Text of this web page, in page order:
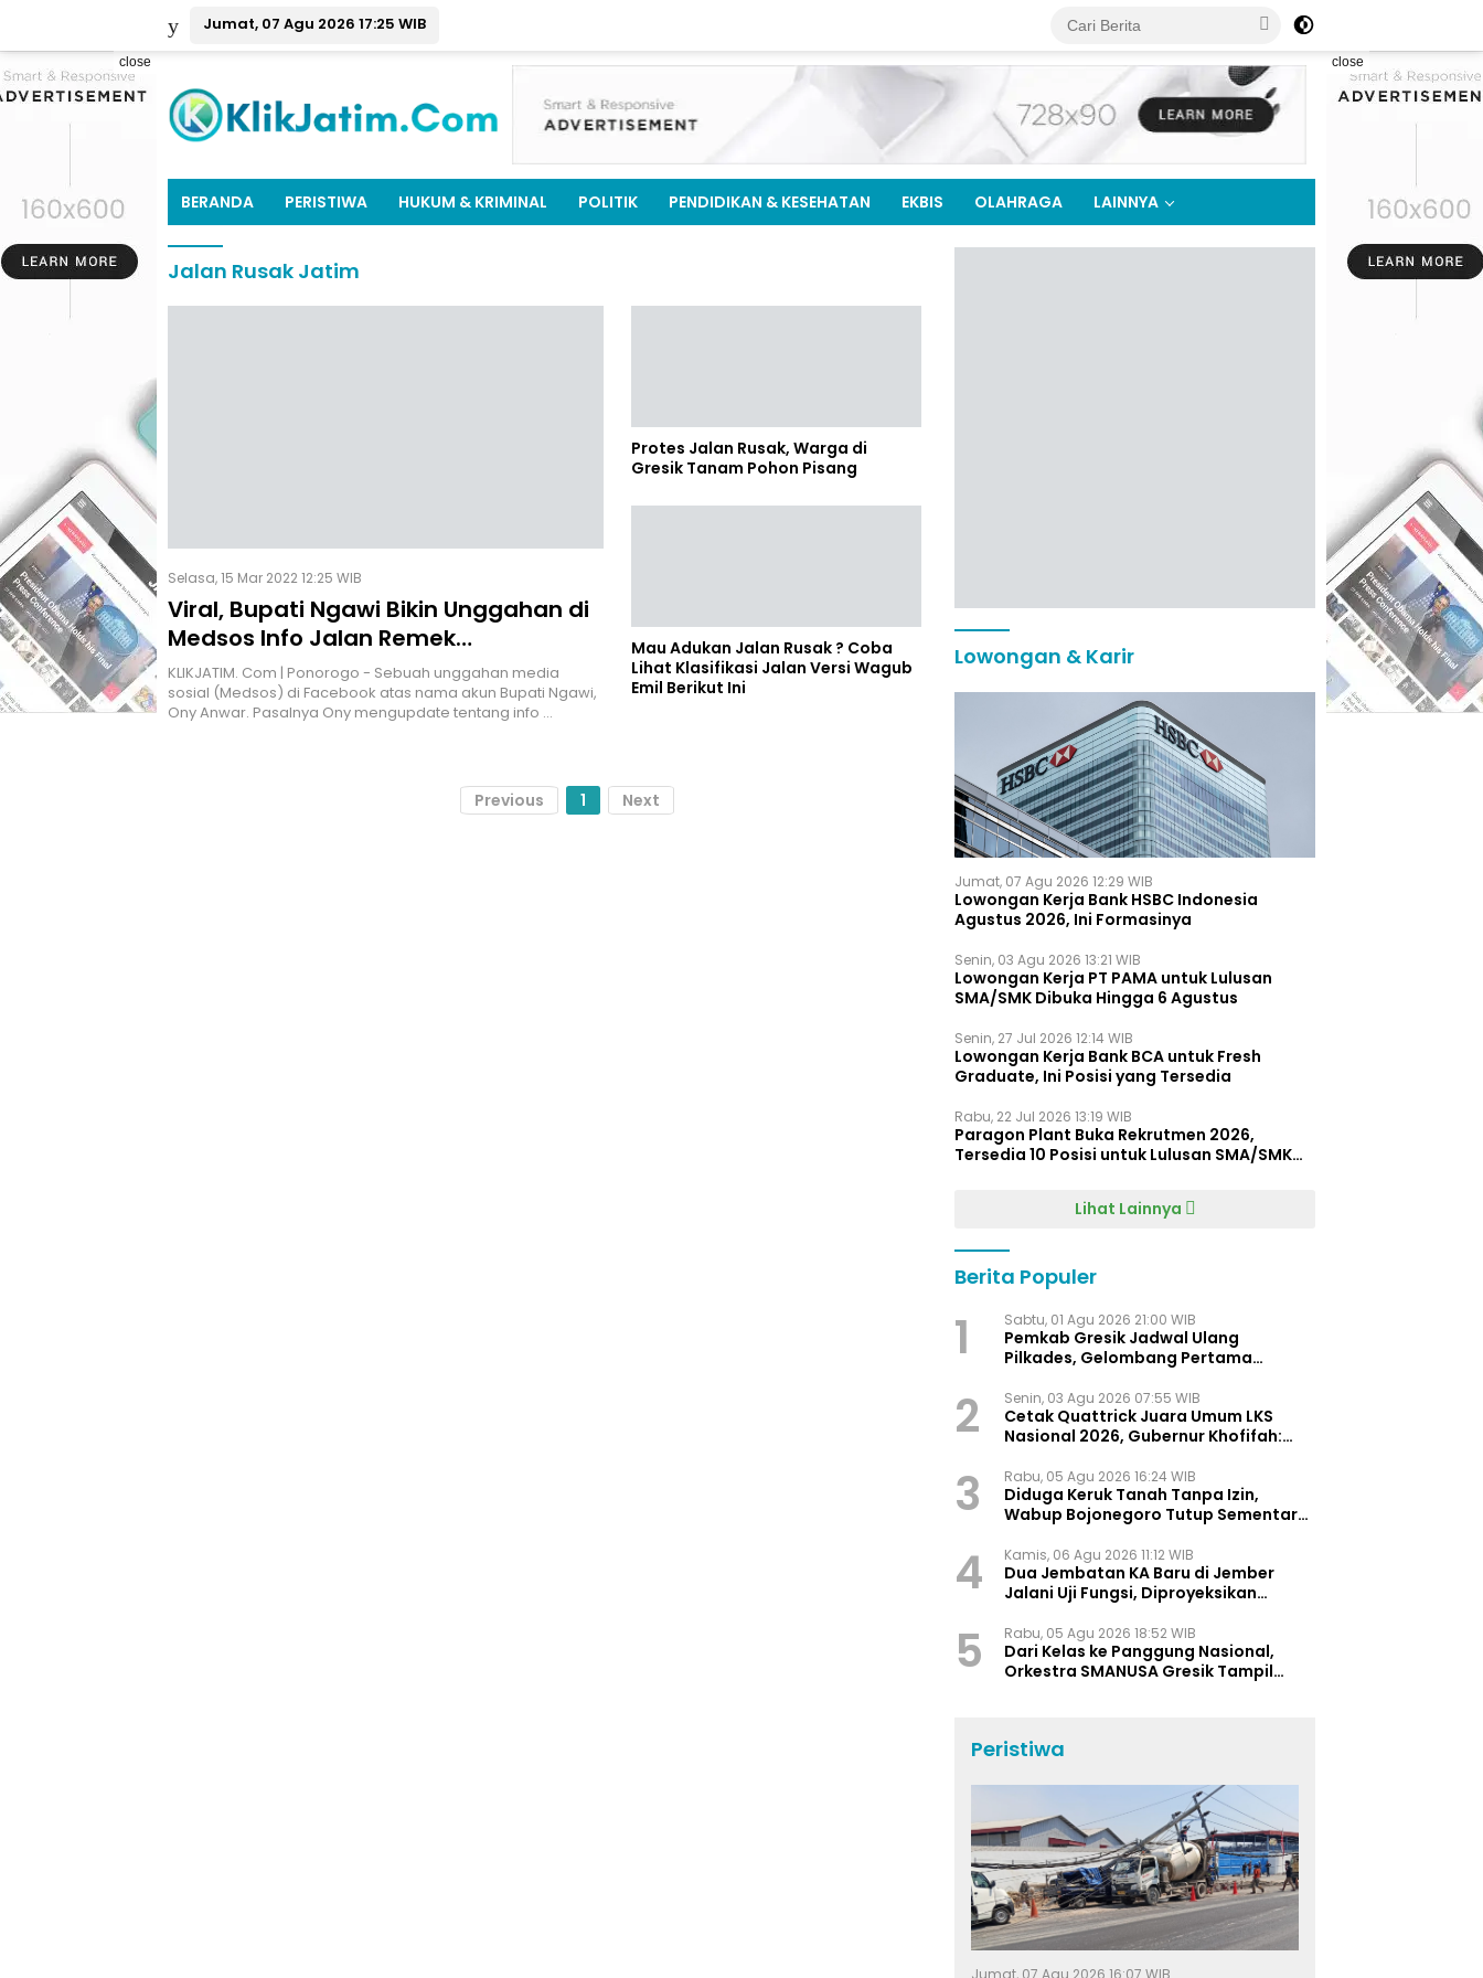
Jumat, 07 Agu 2026 17:25 WIB
close close
BERANDA PERISTIWA HUKUM & KRIMINAL POLITIK PENDIDIKAN & KESEHATAN EKBIS OLAHRAGA LAINNYA
Jalan Rusak Jatim
Selasa, 15 Mar 2022 12:25 WIB
Viral, Bupati Ngawi Bikin Unggahan di
Medsos Info Jalan Remek
Maazzeehhh
KLIKJATIM. Com | Ponorogo - Sebuah unggahan media
sosial (Medsos) di Facebook atas nama akun Bupati Ngawi,
Ony Anwar. Pasalnya Ony mengupdate tentang info …
Protes Jalan Rusak, Warga di
Gresik Tanam Pohon Pisang
Mau Adukan Jalan Rusak ? Coba
Lihat Klasifikasi Jalan Versi Wagub
Emil Berikut Ini
Previous 1 Next
Lowongan & Karir
Jumat, 07 Agu 2026 12:29 WIB
Lowongan Kerja Bank HSBC Indonesia
Agustus 2026, Ini Formasinya
Senin, 03 Agu 2026 13:21 WIB
Lowongan Kerja PT PAMA untuk Lulusan
SMA/SMK Dibuka Hingga 6 Agustus
Senin, 27 Jul 2026 12:14 WIB
Lowongan Kerja Bank BCA untuk Fresh
Graduate, Ini Posisi yang Tersedia
Rabu, 22 Jul 2026 13:19 WIB
Paragon Plant Buka Rekrutmen 2026,
Tersedia 10 Posisi untuk Lulusan SMA/SMK
Lihat Lainnya
Berita Populer
1 Sabtu, 01 Agu 2026 21:00 WIB
Pemkab Gresik Jadwal Ulang
Pilkades, Gelombang Pertama
2 Senin, 03 Agu 2026 07:55 WIB
Cetak Quattrick Juara Umum LKS
Nasional 2026, Gubernur Khofifah:
Indonesia
3 Rabu, 05 Agu 2026 16:24 WIB
Diduga Keruk Tanah Tanpa Izin,
Wabup Bojonegoro Tutup Sementara
4 Kamis, 06 Agu 2026 11:12 WIB
Dua Jembatan KA Baru di Jember
Jalani Uji Fungsi, Diproyeksikan
5 Rabu, 05 Agu 2026 18:52 WIB
Dari Kelas ke Panggung Nasional,
Orkestra SMANUSA Gresik Tampil
Peristiwa
Jumat, 07 Agu 2026 16:07 WIB